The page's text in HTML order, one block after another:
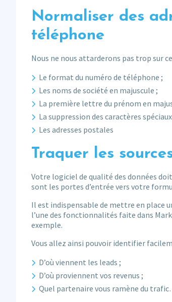
Normaliser des
téléphone
Nous ne nous attarderons pas trop sur
Le format du numéro de téléphone ;
Les noms de société en majuscule ;
La première lettre du prénom en
La suppression des caractères
Les adresses postales
Traquer les
Votre logiciel de qualité des données
sont les portes d’entrée vers votre
Il est indispensable de mettre en place
l’une des fonctionnalités faite dans
exemple.
Vous allez ainsi pouvoir identifier
D’où viennent les leads ;
D’où proviennent vos revenus ;
Quel partenaire vous ramène du